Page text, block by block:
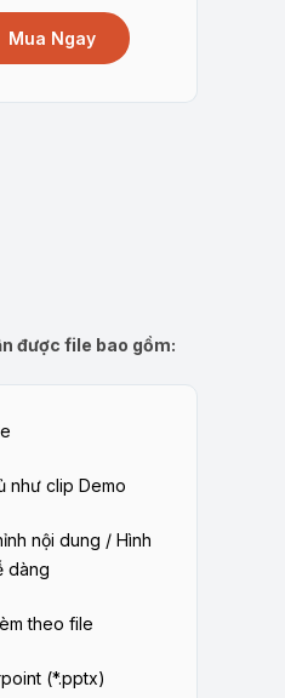
Mua Ngay
được file bao gồm:
như clip Demo
nội dung / Hình
dàng
theo file
(*.pptx)